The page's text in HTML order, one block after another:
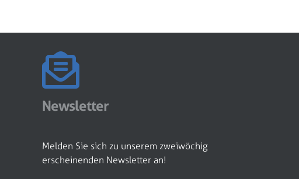
Newsletter
Melden Sie sich zu unserem zweiwöchig
erscheinenden Newsletter an!